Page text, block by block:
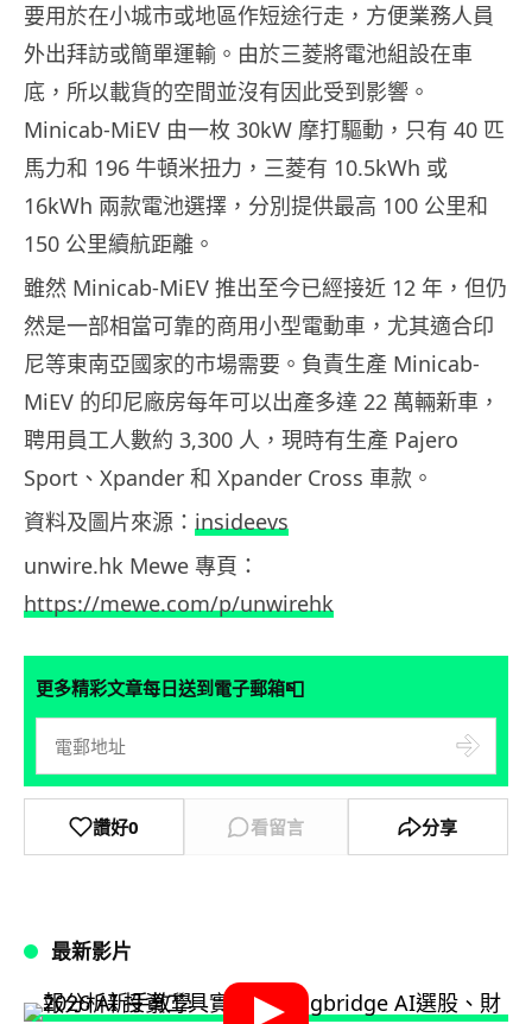
要用於在小城市或地區作短途行走，方便業務人員
外出拜訪或簡單運輸。由於三菱將電池組設在車
底，所以載貨的空間並沒有因此受到影響。
Minicab-MiEV 由一枚 30kW 摩打驅動，只有 40 匹
馬力和 196 牛頓米扭力，三菱有 10.5kWh 或
16kWh 兩款電池選擇，分別提供最高 100 公里和
150 公里續航距離。
雖然 Minicab-MiEV 推出至今已經接近 12 年，但仍
然是一部相當可靠的商用小型電動車，尤其適合印
尼等東南亞國家的市場需要。負責生產 Minicab-
MiEV 的印尼廠房每年可以出產多達 22 萬輛新車，
聘用員工人數約 3,300 人，現時有生產 Pajero
Sport、Xpander 和 Xpander Cross 車款。
資料及圖片來源： insideevs
unwire.hk Mewe 專頁：
https://mewe.com/p/unwirehk
更多精彩文章每日送到電子郵箱📮
讚好0 看留言 分享
最新影片